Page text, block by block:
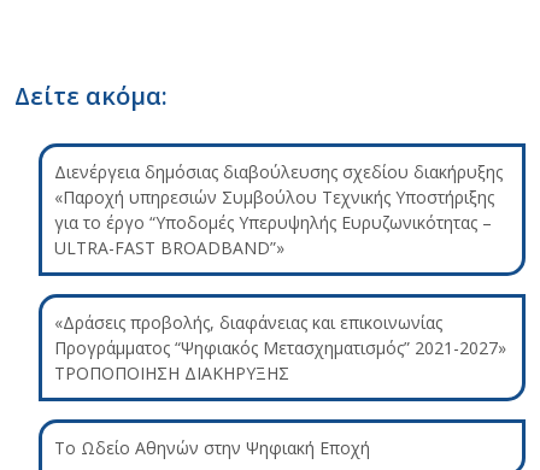
Δείτε ακόμα:
Διενέργεια δημόσιας διαβούλευσης σχεδίου διακήρυξης
«Παροχή υπηρεσιών Συμβούλου Τεχνικής Υποστήριξης
για το έργο “Υποδομές Υπερυψηλής Ευρυζωνικότητας –
ULTRA-FAST BROADBAND”»
«Δράσεις προβολής, διαφάνειας και επικοινωνίας
Προγράμματος “Ψηφιακός Μετασχηματισμός” 2021-2027»
ΤΡΟΠΟΠΟΙΗΣΗ ΔΙΑΚΗΡΥΞΗΣ
Το Ωδείο Αθηνών στην Ψηφιακή Εποχή